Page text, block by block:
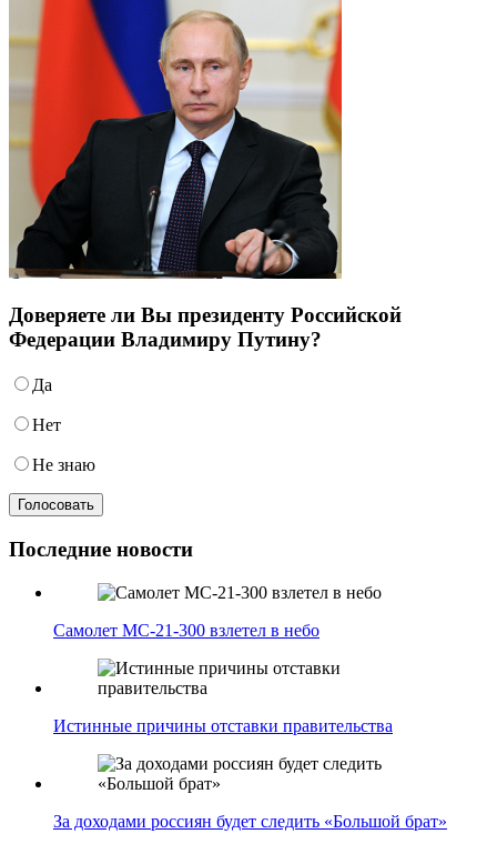
Доверяете ли Вы президенту Российской
Федерации Владимиру Путину?
Да
Нет
Не знаю
Последние новости
Самолет МС-21-300 взлетел в небо
Истинные причины отставки правительства
За доходами россиян будет следить «Большой брат»